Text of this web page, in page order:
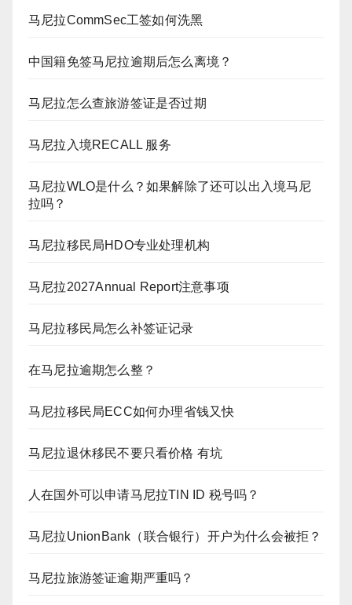
马尼拉CommSec工签如何洗黑
中国籍免签马尼拉逾期后怎么离境？
马尼拉怎么查旅游签证是否过期
马尼拉入境RECALL 服务
马尼拉WLO是什么？如果解除了还可以出入境马尼
拉吗？
马尼拉移民局HDO专业处理机构
马尼拉2027Annual Report注意事项
马尼拉移民局怎么补签证记录
在马尼拉逾期怎么整？
马尼拉移民局ECC如何办理省钱又快
马尼拉退休移民不要只看价格 有坑
人在国外可以申请马尼拉TIN ID 税号吗？
马尼拉UnionBank（联合银行）开户为什么会被拒？
马尼拉旅游签证逾期严重吗？